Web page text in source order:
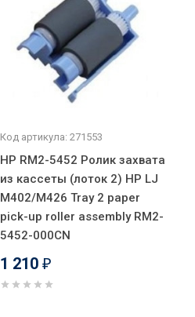
Код артикула: 271553
HP RM2-5452 Ролик захвата
из кассеты (лоток 2) HP LJ
M402/M426 Tray 2 paper
pick-up roller assembly RM2-
5452-000CN
1 210 ₽